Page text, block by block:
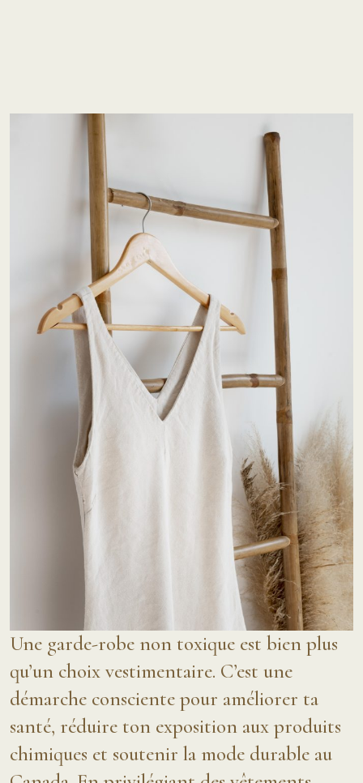
Une garde-robe non toxique est bien plus
qu’un choix vestimentaire. C’est une
démarche consciente pour améliorer ta
santé, réduire ton exposition aux produits
chimiques et soutenir la mode durable au